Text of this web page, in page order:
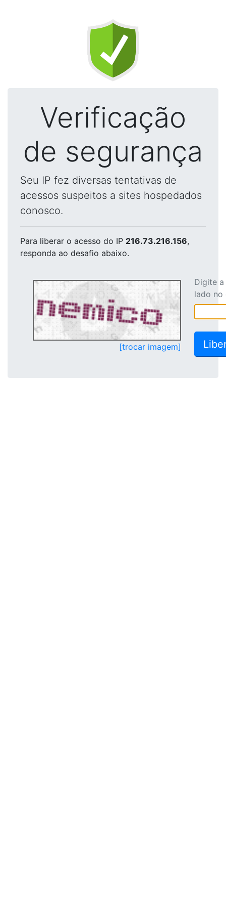
Verificação
de segurança
Seu IP fez diversas tentativas de
acessos suspeitos a sites hospedados
conosco.
Para liberar o acesso do IP 216.73.216.156,
responda ao desafio abaixo.
[trocar imagem]
Digite
lado no